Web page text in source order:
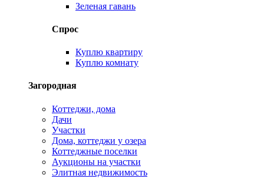
Зеленая гавань
Спрос
Куплю квартиру
Куплю комнату
Загородная
Коттеджи, дома
Дачи
Участки
Дома, коттеджи у озера
Коттеджные поселки
Аукционы на участки
Элитная недвижимость